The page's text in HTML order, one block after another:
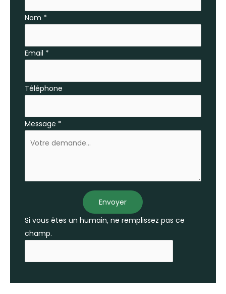
avec
téléphone
Nom *
Email *
Téléphone
Message *
Envoyer
Si vous êtes un humain, ne remplissez pas ce
champ.